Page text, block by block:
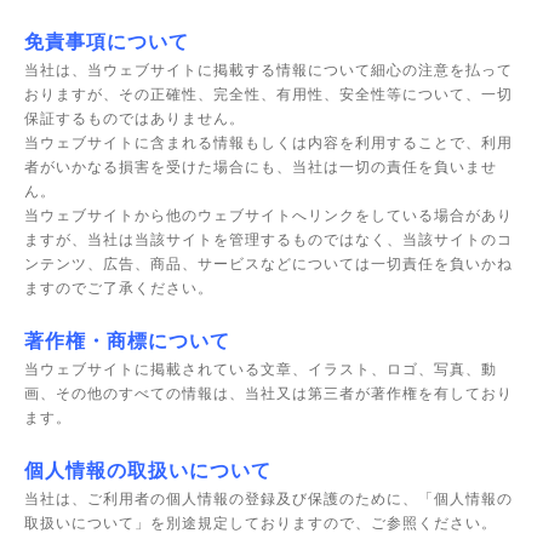
免責事項について
当社は、当ウェブサイトに掲載する情報について細心の注意を払って
おりますが、その正確性、完全性、有用性、安全性等について、一切
保証するものではありません。
当ウェブサイトに含まれる情報もしくは内容を利用することで、利用
者がいかなる損害を受けた場合にも、当社は一切の責任を負いませ
ん。
当ウェブサイトから他のウェブサイトへリンクをしている場合があり
ますが、当社は当該サイトを管理するものではなく、当該サイトのコ
ンテンツ、広告、商品、サービスなどについては一切責任を負いかね
ますのでご了承ください。
著作権・商標について
当ウェブサイトに掲載されている文章、イラスト、ロゴ、写真、動
画、その他のすべての情報は、当社又は第三者が著作権を有しており
ます。
個人情報の取扱いについて
当社は、ご利用者の個人情報の登録及び保護のために、「個人情報の
取扱いについて」を別途規定しておりますので、ご参照ください。